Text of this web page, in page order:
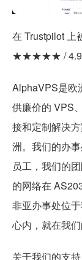
在 Trustpilot 上
★★★★★ / 4.9
AlphaVPS是欧
供廉价的 VPS
接和定制解决
洲。我们的办
员工，我们的
的网络在
非亚办事处位
心内，就在我们
关于我们的支持